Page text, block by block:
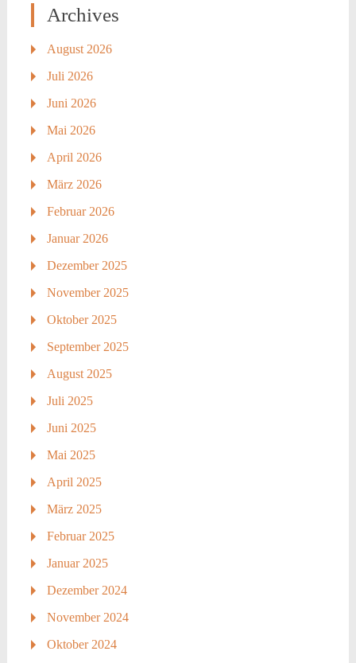
Archives
August 2026
Juli 2026
Juni 2026
Mai 2026
April 2026
März 2026
Februar 2026
Januar 2026
Dezember 2025
November 2025
Oktober 2025
September 2025
August 2025
Juli 2025
Juni 2025
Mai 2025
April 2025
März 2025
Februar 2025
Januar 2025
Dezember 2024
November 2024
Oktober 2024